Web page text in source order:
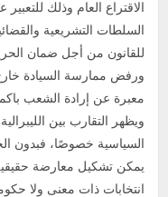
الاقتراع العام وذلك
السلطات التشريعية
للقانون من أجل ضمان
ورفض ممارسة السيادة
معبرة عن إرادة الشعب
ويظهر التقارب بين
السياسية خصوصًا، فبدون
يمكن تشكيل معارضة حقيقية
انتخابات ذات معنى ولا